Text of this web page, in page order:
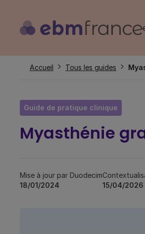
contenu
Fil
Accueil Tous les guides
Guide de pratique clinique
Myasthénie
Mise à jour par Duodecim
18/01/2024
15/04/2026